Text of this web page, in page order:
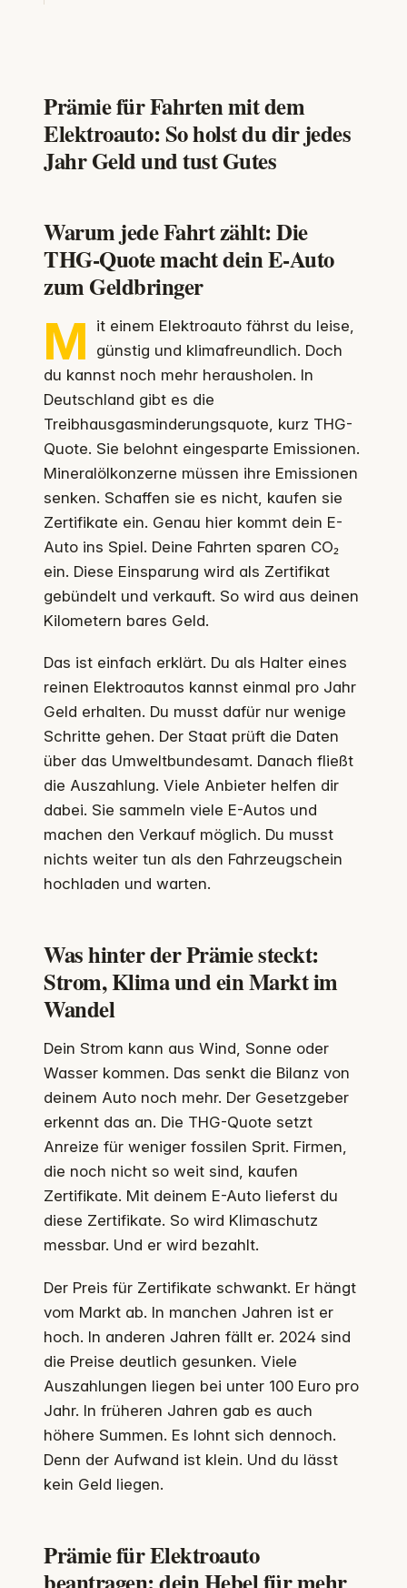
Prämie für Fahrten mit dem
Elektroauto: So holst du dir jedes
Jahr Geld und tust Gutes
Warum jede Fahrt zählt: Die
THG-Quote macht dein E-Auto
zum Geldbringer
M
it einem Elektroauto fährst du leise,
günstig und klimafreundlich. Doch
du kannst noch mehr herausholen. In
Deutschland gibt es die
Treibhausgasminderungsquote, kurz THG-
Quote. Sie belohnt eingesparte Emissionen.
Mineralölkonzerne müssen ihre Emissionen
senken. Schaffen sie es nicht, kaufen sie
Zertifikate ein. Genau hier kommt dein E-
Auto ins Spiel. Deine Fahrten sparen CO₂
ein. Diese Einsparung wird als Zertifikat
gebündelt und verkauft. So wird aus deinen
Kilometern bares Geld.
Das ist einfach erklärt. Du als Halter eines
reinen Elektroautos kannst einmal pro Jahr
Geld erhalten. Du musst dafür nur wenige
Schritte gehen. Der Staat prüft die Daten
über das Umweltbundesamt. Danach fließt
die Auszahlung. Viele Anbieter helfen dir
dabei. Sie sammeln viele E-Autos und
machen den Verkauf möglich. Du musst
nichts weiter tun als den Fahrzeugschein
hochladen und warten.
Was hinter der Prämie steckt:
Strom, Klima und ein Markt im
Wandel
Dein Strom kann aus Wind, Sonne oder
Wasser kommen. Das senkt die Bilanz von
deinem Auto noch mehr. Der Gesetzgeber
erkennt das an. Die THG-Quote setzt
Anreize für weniger fossilen Sprit. Firmen,
die noch nicht so weit sind, kaufen
Zertifikate. Mit deinem E-Auto lieferst du
diese Zertifikate. So wird Klimaschutz
messbar. Und er wird bezahlt.
Der Preis für Zertifikate schwankt. Er hängt
vom Markt ab. In manchen Jahren ist er
hoch. In anderen Jahren fällt er. 2024 sind
die Preise deutlich gesunken. Viele
Auszahlungen liegen bei unter 100 Euro pro
Jahr. In früheren Jahren gab es auch
höhere Summen. Es lohnt sich dennoch.
Denn der Aufwand ist klein. Und du lässt
kein Geld liegen.
Prämie für Elektroauto
beantragen: dein Hebel für mehr